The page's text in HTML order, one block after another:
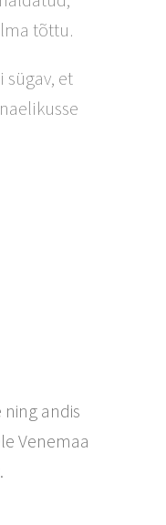
tõttu.
et
andis
Venemaa